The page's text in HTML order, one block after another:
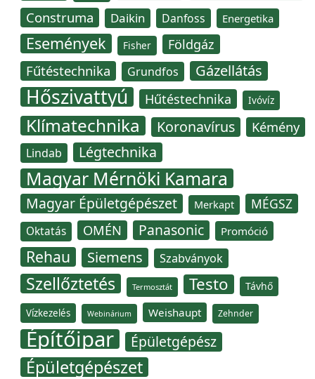
Construma Daikin Danfoss Energetika
Események Fisher Földgáz
Fűtéstechnika Grundfos Gázellátás
Hőszivattyú Hűtéstechnika Ivóvíz
Klímatechnika Koronavírus Kémény
Lindab Légtechnika
Magyar Mérnöki Kamara
Magyar Épületgépészet Merkapt MÉGSZ
Oktatás OMÉN Panasonic Promóció
Rehau Siemens Szabványok
Szellőztetés Termosztát Testo Távhő
Vízkezelés Webinárium Weishaupt Zehnder
Építőipar Épületgépész
Épületgépészet